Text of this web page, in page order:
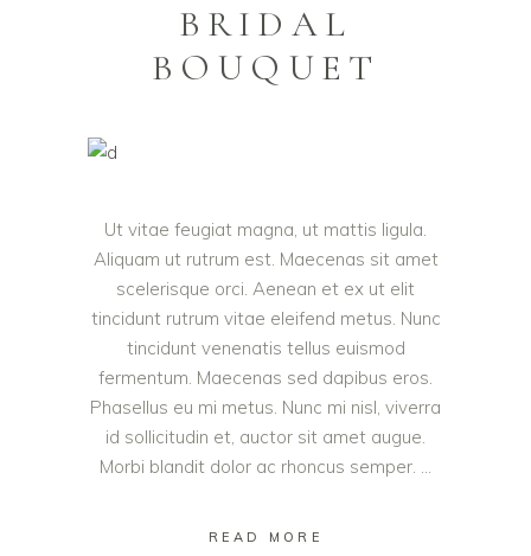
BRIDAL
BOUQUET
Ut vitae feugiat magna, ut mattis ligula.
Aliquam ut rutrum est. Maecenas sit amet
scelerisque orci. Aenean et ex ut elit
tincidunt rutrum vitae eleifend metus. Nunc
tincidunt venenatis tellus euismod
fermentum. Maecenas sed dapibus eros.
Phasellus eu mi metus. Nunc mi nisl, viverra
id sollicitudin et, auctor sit amet augue.
Morbi blandit dolor ac rhoncus semper.
READ MORE